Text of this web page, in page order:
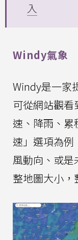
入
Windy氣象
Windy是一家
可從網站觀看
速、降雨、
速」選項為
風動向、或
整地圖大小，